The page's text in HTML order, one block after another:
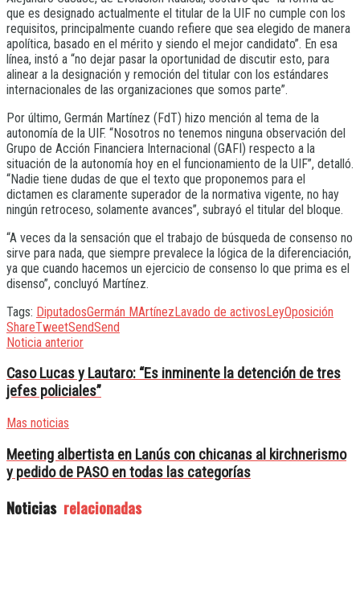
que es designado actualmente el titular de la UIF no cumple con los
requisitos, principalmente cuando refiere que sea elegido de manera
apolítica, basado en el mérito y siendo el mejor candidato”. En esa
línea, instó a “no dejar pasar la oportunidad de discutir esto, para
alinear a la designación y remoción del titular con los estándares
internacionales de las organizaciones que somos parte”.
Por último, Germán Martínez (FdT) hizo mención al tema de la
autonomía de la UIF. “Nosotros no tenemos ninguna observación del
Grupo de Acción Financiera Internacional (GAFI) respecto a la
situación de la autonomía hoy en el funcionamiento de la UIF”, detalló.
“Nadie tiene dudas de que el texto que proponemos para el
dictamen es claramente superador de la normativa vigente, no hay
ningún retroceso, solamente avances”, subrayó el titular del bloque.
“A veces da la sensación que el trabajo de búsqueda de consenso no
sirve para nada, que siempre prevalece la lógica de la diferenciación,
ya que cuando hacemos un ejercicio de consenso lo que prima es el
disenso”, concluyó Martínez.
Tags: DiputadosGermán MArtínezLavado de activosLeyOposición
ShareTweetSendSend
Noticia anterior
Caso Lucas y Lautaro: “Es inminente la detención de tres
jefes policiales”
Mas noticias
Meeting albertista en Lanús con chicanas al kirchnerismo
y pedido de PASO en todas las categorías
Noticias relacionadas